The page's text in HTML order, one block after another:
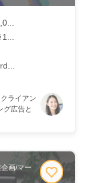
ライアン
グ広告と
画/マー